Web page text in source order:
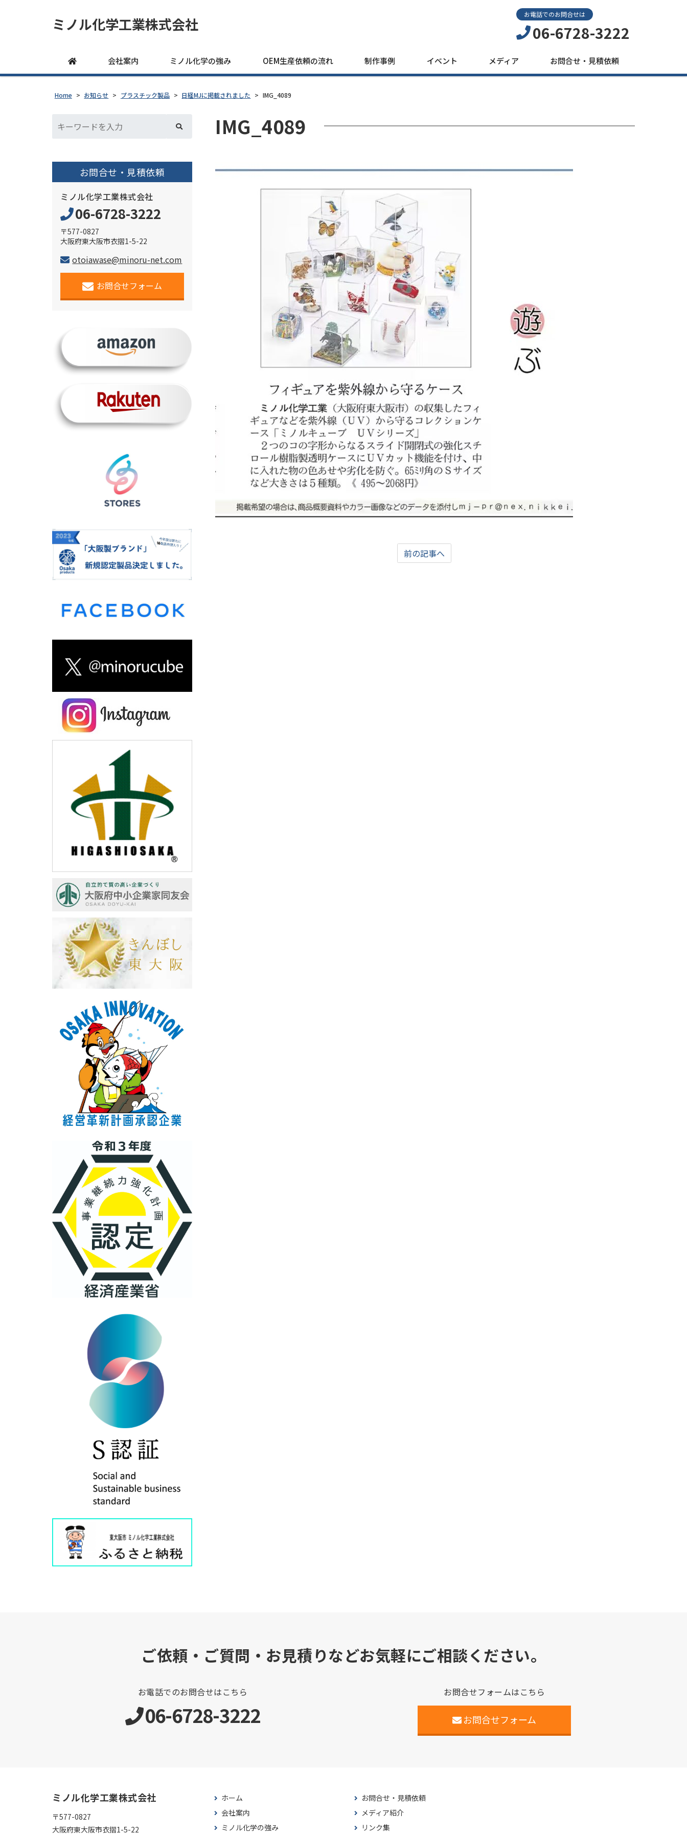
ミノル化学工業株式会社
お電話でのお問合せは
06-6728-3222
会社案内 ミノル化学の強み OEM生産依頼の流れ 制作事例 イベント メディア お問合せ・見積依頼
Home > お知らせ > プラスチック製品 > 日経MJに掲載されました > IMG_4089
IMG_4089
前の記事へ
お問合せ・見積依頼
ミノル化学工業株式会社
06-6728-3222
〒577-0827
大阪府東大阪市衣摺1-5-22
otoiawase@minoru-net.com
お問合せフォーム
ご依頼・ご質問・お見積りなどお気軽にご相談ください。
お電話でのお問合せはこちら
06-6728-3222
お問合せフォームはこちら
お問合せフォーム
ミノル化学工業株式会社
〒577-0827
大阪府東大阪市衣摺1-5-22
ホーム
会社案内
ミノル化学の強み
お問合せ・見積依頼
メディア紹介
リンク集